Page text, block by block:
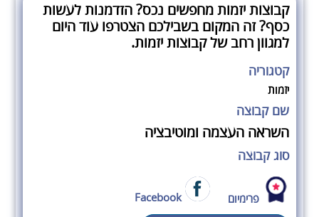
קבוצות יזמות מחפשים נכס? הזדמנות לעשות
כסף? זה המקום בשבילכם הצטרפו עוד היום
למגוון רחב של קבוצות יזמות.
קטגוריה
יזמות
שם קבוצה
השראה העצמה ומוטיבציה
סוג קבוצה
פרימיום Facebook